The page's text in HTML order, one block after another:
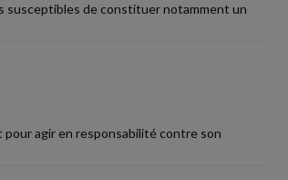
susceptibles de constituer notamment un
agir en responsabilité contre son